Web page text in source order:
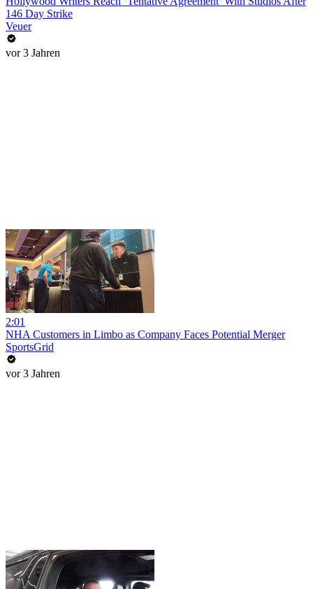
146 Day Strike
Veuer
vor 3 Jahren
2:01
NHA Customers in Limbo as Company Faces Potential Merger
SportsGrid
vor 3 Jahren